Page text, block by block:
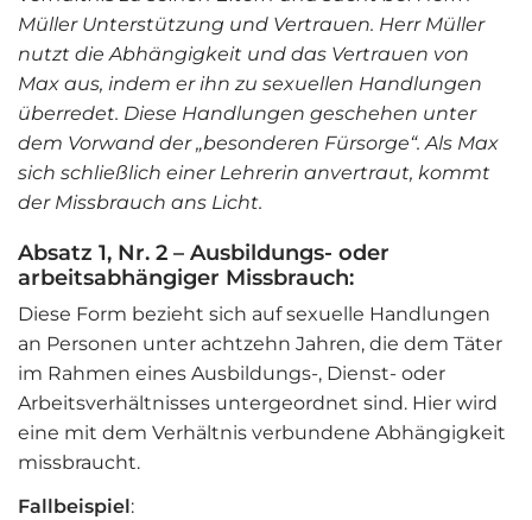
Müller Unterstützung und Vertrauen. Herr Müller
nutzt die Abhängigkeit und das Vertrauen von
Max aus, indem er ihn zu sexuellen Handlungen
überredet. Diese Handlungen geschehen unter
dem Vorwand der „besonderen Fürsorge“. Als Max
sich schließlich einer Lehrerin anvertraut, kommt
der Missbrauch ans Licht.
Absatz 1, Nr. 2 – Ausbildungs- oder
arbeitsabhängiger Missbrauch:
Diese Form bezieht sich auf sexuelle Handlungen
an Personen unter achtzehn Jahren, die dem Täter
im Rahmen eines Ausbildungs-, Dienst- oder
Arbeitsverhältnisses untergeordnet sind. Hier wird
eine mit dem Verhältnis verbundene Abhängigkeit
missbraucht.
Fallbeispiel: